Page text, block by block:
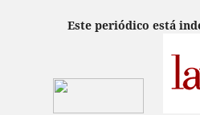
Este periódico está